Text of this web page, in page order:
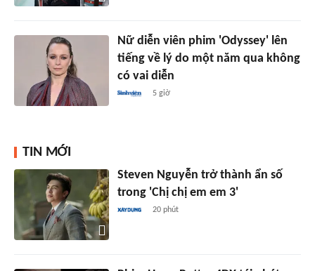
Nữ diễn viên phim 'Odyssey' lên
tiếng về lý do một năm qua không
có vai diễn
5 giờ
TIN MỚI
Steven Nguyễn trở thành ẩn số
trong 'Chị chị em em 3'
20 phút